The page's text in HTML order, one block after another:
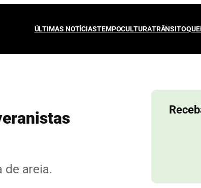
ÚLTIMAS NOTÍCIASTEMPOCULTURATRÂNSITO
de areia.